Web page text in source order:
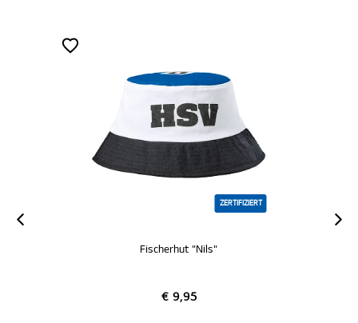
ZERTIFIZIERT
Fischerhut "Nils"